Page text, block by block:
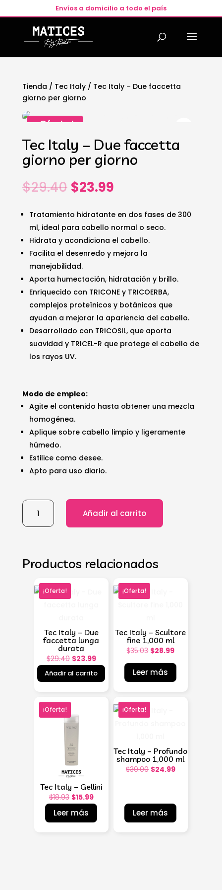
Envíos a domicilio a todo el país
Tienda / Tec Italy/ Tec Italy – Due faccetta
giorno per giorno
¡Oferta!
Tec Italy – Due faccetta
giorno per giorno
$29.40 El
precio
original
era:
$29.40.
$23.99El
actual
es:
$23.99.
Tratamiento hidratante en dos fases de 300
ml, ideal para cabello normal o seco.
Hidrata y acondiciona el cabello.
Facilita el desenredo y mejora la
manejabilidad.
Aporta humectación, hidratación y brillo.
Enriquecido con TRICONE y TRICOERBA,
complejos proteínicos y botánicos que
ayudan a mejorar la apariencia del cabello.
Desarrollado con TRICOSIL, que aporta
suavidad y TRICEL-R que protege el cabello de
los rayos UV.
Modo de empleo:
Agite el contenido hasta obtener una mezcla
homogénea.
Aplique sobre cabello limpio y ligeramente
húmedo.
Estilice como desee.
Apto para uso diario.
Tec
Italy
-
giorno
giorno
cantidad
Añadir al carrito
Productos relacionados
¡Oferta!
Tec Italy – Due
faccetta lunga
durata
$29.40 El
precio
original
$23.99El
precio
actual
$23.99.
Añadir al carrito
¡Oferta!
Tec Italy – Scultore
fine 1,000 ml
$35.03 El
precio
original
$35.03.
$28.99El
precio
actual
Leer más
¡Oferta!
Tec Italy – Gellini
$18.93 El
precio
original
era:
$15.99El
precio
actual
es:
Leer más
¡Oferta!
Tec Italy – Profundo
shampoo 1,000 ml
$30.00 El
era:
$30.00.
$24.99El
es:
$24.99.
Leer más